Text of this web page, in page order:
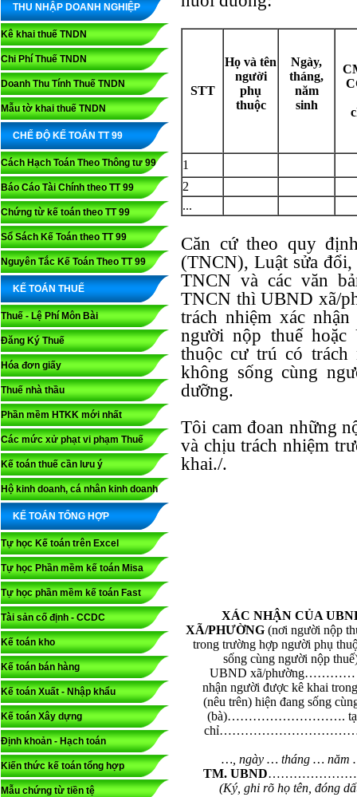
THU NHẬP DOANH NGHIỆP
Kê khai thuế TNDN
Chi Phí Thuế TNDN
Doanh Thu Tính Thuế TNDN
Mẫu tờ khai thuế TNDN
CHẾ ĐỘ KẾ TOÁN TT 99
Cách Hạch Toán Theo Thông tư 99
Báo Cáo Tài Chính theo TT 99
Chứng từ kế toán theo TT 99
Sổ Sách Kế Toán theo TT 99
Nguyên Tắc Kế Toán Theo TT 99
KẾ TOÁN THUẾ
Thuế - Lệ Phí Môn Bài
Đăng Ký Thuế
Hóa đơn giấy
Thuế nhà thầu
Phần mềm HTKK mới nhất
Các mức xử phạt vi phạm Thuế
Kế toán thuế cần lưu ý
Hộ kinh doanh, cá nhân kinh doanh
KẾ TOÁN TỔNG HỢP
Tự học Kế toán trên Excel
Tự học Phần mềm kế toán Misa
Tự học phần mềm kế toán Fast
Tài sản cố định - CCDC
Kế toán kho
Kế toán bán hàng
Kế toán Xuất - Nhập khẩu
Kế toán Xây dựng
Định khoản - Hạch toán
Kiến thức kế toán tổng hợp
Mẫu chứng từ tiền tệ
STT
Họ và tên
người
phụ
thuộc
Ngày,
tháng,
năm
sinh
1
2
...
Căn cứ theo quy
(TNCN), Luật sửa đổi,
TNCN và các văn
TNCN thì UBND xã/
trách nhiệm xác
người nộp thuế
thuộc cư trú có trách
không sống cùng
dưỡng.
Tôi cam đoan những
và chịu trách nhiệm
khai./.
XÁC NHẬN CỦA
XÃ/PHƯỜNG(nơi người nộp
trong trường hợp người phụ
sống cùng người nộp
UBND xã/phường…………
nhận người được kê khai
(nêu trên) hiện đang sống
(bà)………………………. tại
… ngày … tháng … năm
TM. UBND
(Ký, ghi rõ họ tên, đóng